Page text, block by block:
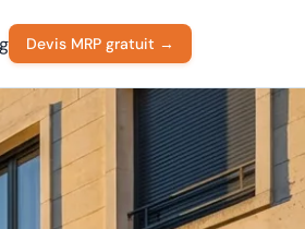
Devis MRP gratuit →